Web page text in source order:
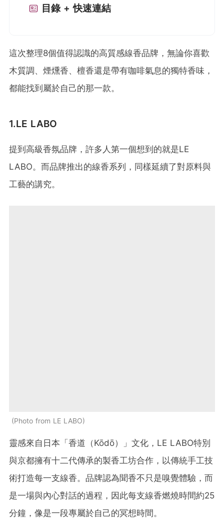
目錄 + 快速連結
這次整理8個值得認識的高質感線香品牌，無論你喜歡
木質調、煙燻香、檀香還是帶有咖啡氣息的獨特香味，
都能找到屬於自己的那一款。
1.LE LABO
提到高級香氛品牌，許多人第一個想到的就是LE
LABO。而品牌推出的線香系列，同樣延續了對原料與
工藝的講究。
Photo from LE LABO
靈感來自日本「香道（Kōdō）」文化，LE LABO特別
與京都擁有十二代傳承的製香工坊合作，以傳統手工技
術打造每一支線香。品牌認為聞香不只是嗅覺體驗，而
是一場與內心對話的過程，因此每支線香燃燒時間約25
分鐘，像是一段專屬於自己的冥想時間。